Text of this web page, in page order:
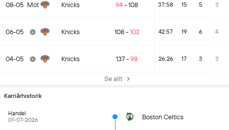
08-05 Mot Knicks 94 - 108 37:58 15 5 3
06-05 @ Knicks 108- 102 42:57 19 6 4
04-05 @ Knicks 137 - 98 26:26 17 3 3
Se allt
Karriärhistorik
Handel
01-07-2026
Boston Celtics